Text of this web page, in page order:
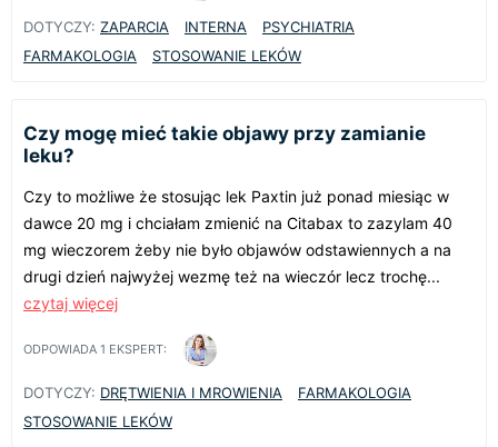
DOTYCZY: ZAPARCIA INTERNA
PSYCHIATRIA
FARMAKOLOGIA
STOSOWANIE LEKÓW
Czy mogę mieć takie objawy przy zamianie
leku?
Czy to możliwe że stosując lek Paxtin już ponad miesiąc w
dawce 20 mg i chciałam zmienić na Citabax to zazylam 40
mg wieczorem żeby nie było objawów odstawiennych a na
drugi dzień najwyżej wezmę też na wieczór lecz trochę...
czytaj więcej
ODPOWIADA 1 EKSPERT:
DOTYCZY: DRĘTWIENIA I MROWIENIA
FARMAKOLOGIA
STOSOWANIE LEKÓW